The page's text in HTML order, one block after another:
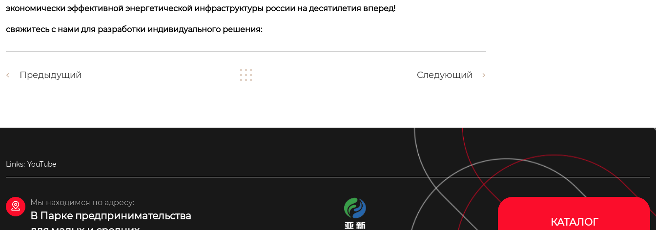
экономически эффективной энергетической инфраструктуры россии на десятилетия вперед!
свяжитесь с нами для разработки индивидуального решения:
Предыдущий Следующий
Links: YouTube
 Мы находимся по адресу:
В Парке предпринимательства
КАТАЛОГ